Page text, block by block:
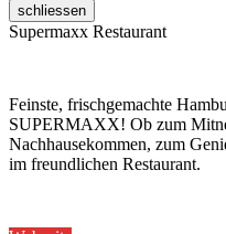
schliessen
Supermaxx Restaurant
Feinste, frischgemachte
SUPERMAXX! Ob zum
Nachhausekommen, zum
im freundlichen Restaurant.